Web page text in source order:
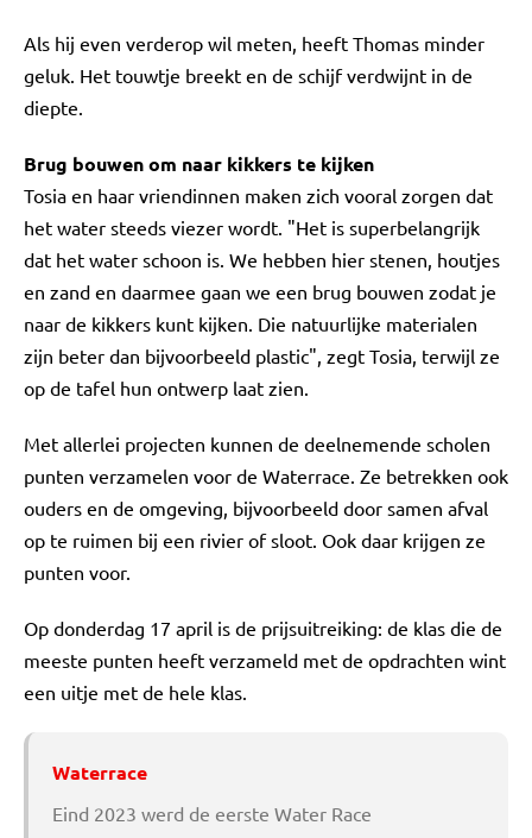
Als hij even verderop wil meten, heeft Thomas minder
geluk. Het touwtje breekt en de schijf verdwijnt in de
diepte.
Brug bouwen om naar kikkers te kijken
Tosia en haar vriendinnen maken zich vooral zorgen dat
het water steeds viezer wordt. "Het is superbelangrijk
dat het water schoon is. We hebben hier stenen, houtjes
en zand en daarmee gaan we een brug bouwen zodat je
naar de kikkers kunt kijken. Die natuurlijke materialen
zijn beter dan bijvoorbeeld plastic", zegt Tosia, terwijl ze
op de tafel hun ontwerp laat zien.
Met allerlei projecten kunnen de deelnemende scholen
punten verzamelen voor de Waterrace. Ze betrekken ook
ouders en de omgeving, bijvoorbeeld door samen afval
op te ruimen bij een rivier of sloot. Ook daar krijgen ze
punten voor.
Op donderdag 17 april is de prijsuitreiking: de klas die de
meeste punten heeft verzameld met de opdrachten wint
een uitje met de hele klas.
Waterrace
Eind 2023 werd de eerste Water Race